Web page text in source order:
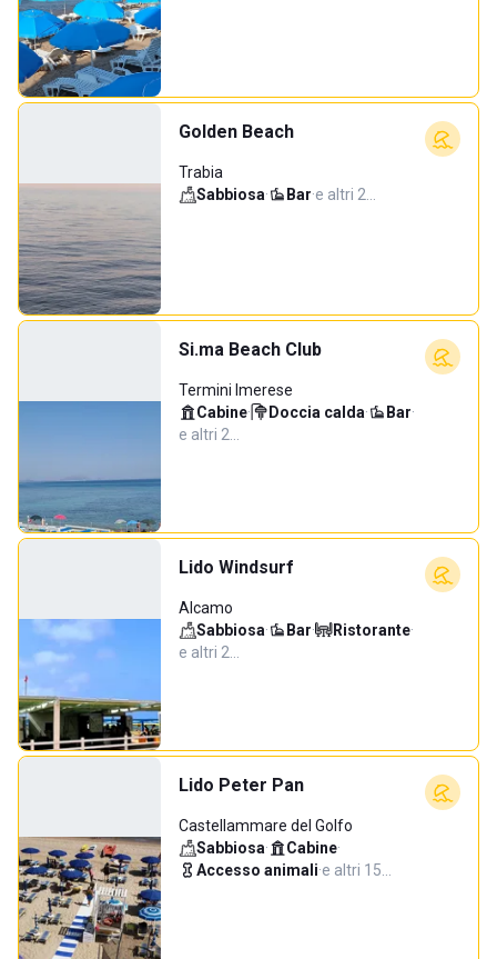
Golden Beach
Trabia
Sabbiosa· Bar·e altri 2…
Si.ma Beach Club
Termini Imerese
Cabine· Doccia calda· Bar·
e altri 2…
Lido Windsurf
Alcamo
Sabbiosa· Bar· Ristorante·
e altri 2…
Lido Peter Pan
Castellammare del Golfo
Sabbiosa· Cabine·
Accesso animali·e altri 15…